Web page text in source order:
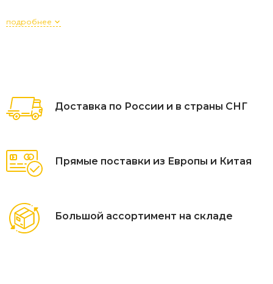
подробнее
Доставка по России и в страны СНГ
Прямые поставки из Европы и Китая
Большой ассортимент на складе